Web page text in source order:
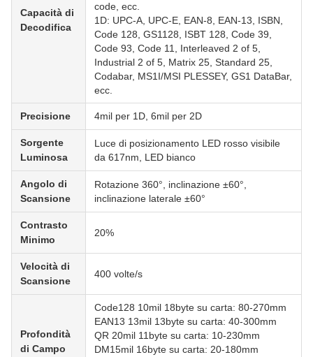
Capacità di
Decodifica
code, ecc.
1D: UPC-A, UPC-E, EAN-8, EAN-13, ISBN,
Code 128, GS1128, ISBT 128, Code 39,
Code 93, Code 11, Interleaved 2 of 5,
Industrial 2 of 5, Matrix 25, Standard 25,
Codabar, MS1I/MSI PLESSEY, GS1 DataBar,
ecc.
Precisione 4mil per 1D, 6mil per 2D
Sorgente
Luminosa
Luce di posizionamento LED rosso visibile
da 617nm, LED bianco
Angolo di
Scansione
Rotazione 360°, inclinazione ±60°,
inclinazione laterale ±60°
Contrasto
Minimo
20%
Velocità di
Scansione
400 volte/s
Profondità
di Campo
Code128 10mil 18byte su carta: 80-270mm
EAN13 13mil 13byte su carta: 40-300mm
QR 20mil 11byte su carta: 10-230mm
DM15mil 16byte su carta: 20-180mm